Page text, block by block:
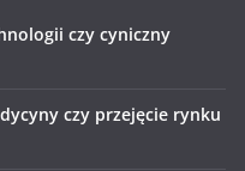
czy cyniczny
czy przejęcie rynku